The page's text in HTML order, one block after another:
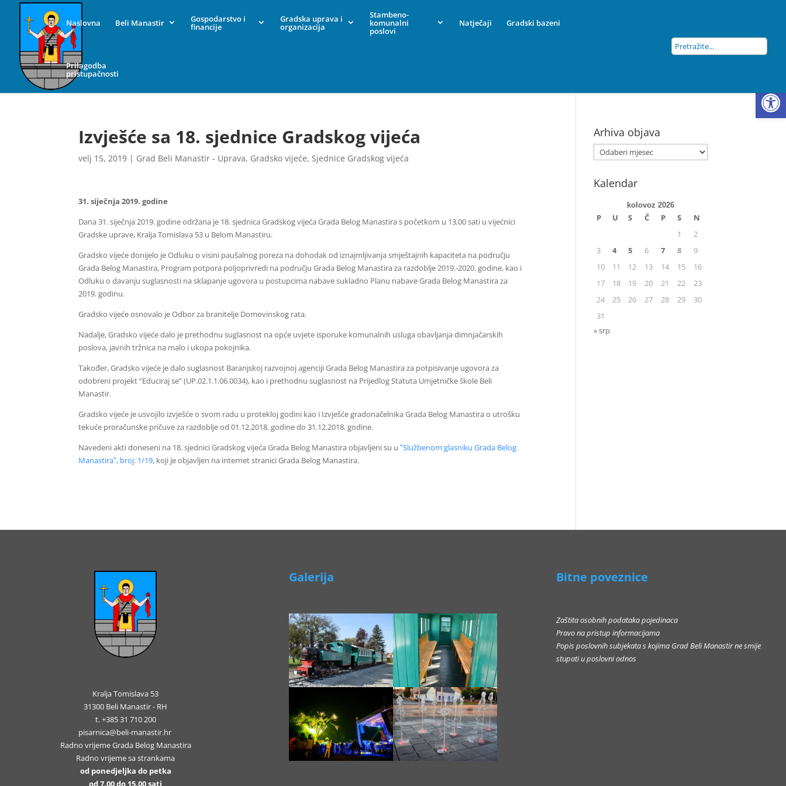
Naslovna Beli Manastir Gospodarstvo i
financije
Gradska uprava i
organizacija
Stambeno-
komunalni
poslovi
Natječaji Gradski bazeni
Prilagodba
pristupačnosti
Izvješće sa 18. sjednice Gradskog vijeća
velj 15, 2019 | Grad Beli Manastir - Uprava, Gradsko vijeće,Sjednice Gradskog vijeća
31. siječnja 2019. godine
Dana 31. siječnja 2019. godine održana je 18. sjednica Gradskog vijeća Grada Belog Manastira s početkom u 13,00 sati u vijećnici
Gradske uprave, Kralja Tomislava 53 u Belom Manastiru.
Gradsko vijeće donijelo je Odluku o visini paušalnog poreza na dohodak od iznajmljivanja smještajnih kapaciteta na području
Grada Belog Manastira, Program potpora poljoprivredi na području Grada Belog Manastira za razdoblje 2019.-2020. godine, kao i
Odluku o davanju suglasnosti na sklapanje ugovora u postupcima nabave sukladno Planu nabave Grada Belog Manastira za
2019. godinu.
Gradsko vijeće osnovalo je Odbor za branitelje Domovinskog rata.
Nadalje, Gradsko vijeće dalo je prethodnu suglasnost na opće uvjete isporuke komunalnih usluga obavljanja dimnjačarskih
poslova, javnih tržnica na malo i ukopa pokojnika.
Također, Gradsko vijeće je dalo suglasnost Baranjskoj razvojnoj agenciji Grada Belog Manastira za potpisivanje ugovora za
odobreni projekt “Educiraj se” (UP.02.1.1.06.0034), kao i prethodnu suglasnost na Prijedlog Statuta Umjetničke škole Beli
Manastir.
Gradsko vijeće je usvojilo izvješće o svom radu u protekloj godini kao i Izvješće gradonačelnika Grada Belog Manastira o utrošku
tekuće proračunske pričuve za razdoblje od 01.12.2018. godine do 31.12.2018. godine.
Navedeni akti doneseni na 18. sjednici Gradskog vijeća Grada Belog Manastira objavljeni su uʺSlužbenom glasniku Grada Belog
Manastiraʺ, broj: 1/19, koji je objavljen na internet stranici Grada Belog Manastira.
Arhiva objava
Kalendar
kolovoz 2026
P U S Č P S
N
1
2
3
4 5 6 7 8
9
10
11 12 13 14 15
16
17
18 19 20 21 22
23
24
25 26 27 28 29
30
31
« srp
Kralja Tomislava 53
31300 Beli Manastir - RH
t. +385 31 710 200
pisarnica@beli-manastir.hr
Radno vrijeme Grada Belog Manastira
Radno vrijeme sa strankama
od ponedjeljka do petka
Galerija Bitne poveznice
Zaštita osobnih podataka pojedinaca
Pravo na pristup informacijama
Popis poslovnih subjekata s kojima Grad Beli Manastir ne smije
stupati u poslovni odnos